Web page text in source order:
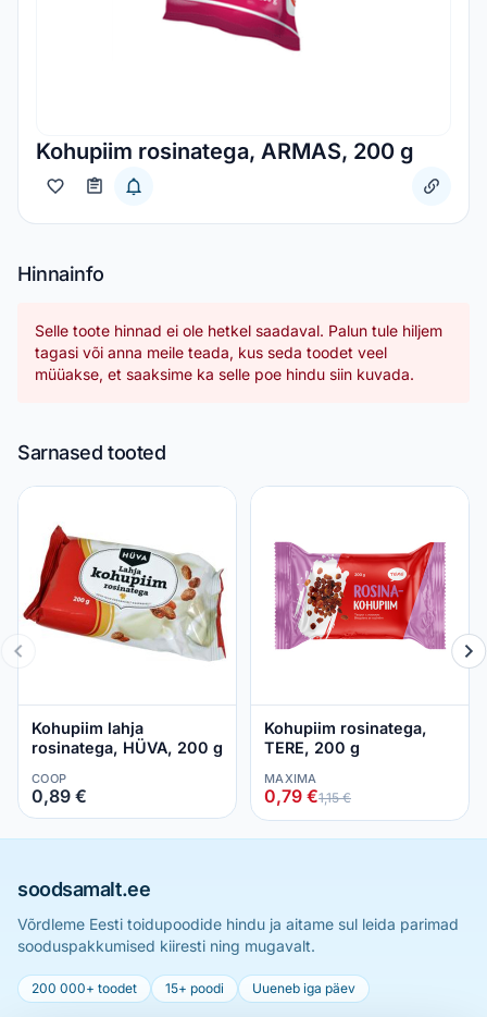
Kohupiim rosinatega, ARMAS, 200 g
Hinnainfo
Selle toote hinnad ei ole hetkel saadaval. Palun tule hiljem
tagasi või anna meile teada, kus seda toodet veel
müüakse, et saaksime ka selle poe hindu siin kuvada.
Sarnased tooted
Kohupiim lahja
rosinatega, HÜVA, 200 g
COOP
0,89 €
Kohupiim rosinatega,
TERE, 200 g
MAXIMA
0,79 €1,15 €
soodsamalt.ee
Võrdleme Eesti toidupoodide hindu ja aitame sul leida parimad
sooduspakkumised kiiresti ning mugavalt.
200 000+ toodet 15+ poodi Uueneb iga päev